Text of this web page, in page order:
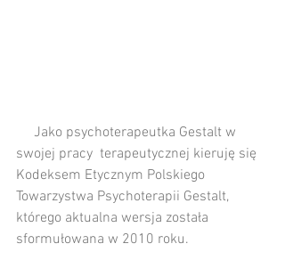
swojej pracy  terapeutycznej kieruję się
Kodeksem Etycznym Polskiego
Towarzystwa Psychoterapii Gestalt,
którego aktualna wersja została
sformułowana w 2010 roku.